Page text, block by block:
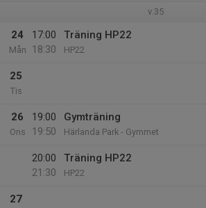
v.35
24
Mån
17:00
18:30
Träning HP22
HP22
25
Tis
26
Ons
19:00
19:50
Gymträning
Härlanda Park - Gymmet
20:00
21:30
Träning HP22
HP22
27